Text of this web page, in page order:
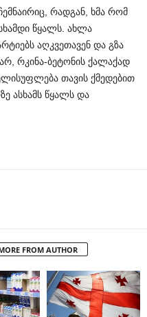
რადგან, ხმა რომ
წყალს. ახლა
აღკვეთავენ და გზა
რკინა-ბეტონის ქალაქად
თავის ქმედებით
ასხამს წყალს და
FROM AUTHOR